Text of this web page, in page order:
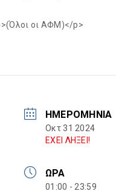
οι ΑΦΜ)</p>
ΗΜΕΡΟΜΗΝΊΑ
Οκτ 31 2024
ΕΧΕΙ ΛΗΞΕΙ!
ΏΡΑ
01:00 - 23:59